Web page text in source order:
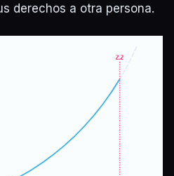
derechos a otra persona.